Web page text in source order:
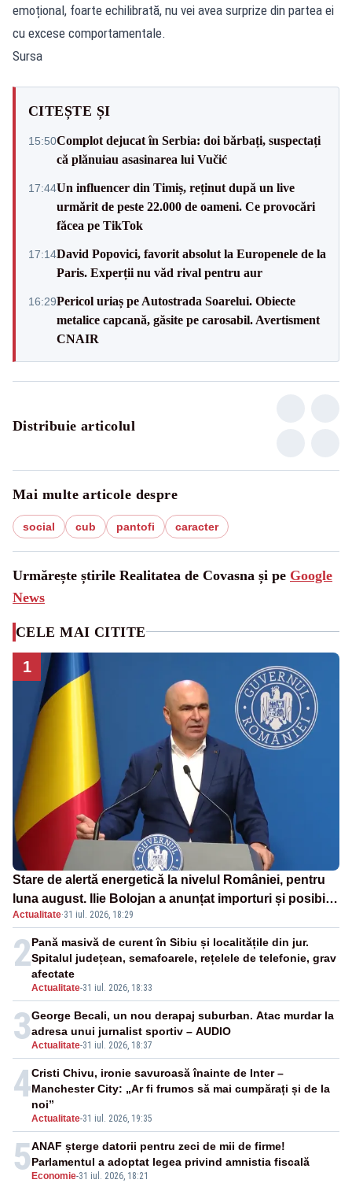
emoțional, foarte echilibrată, nu vei avea surprize din partea ei
cu excese comportamentale.
Sursa
CITEȘTE ȘI
15:50Complot dejucat în Serbia: doi bărbați, suspectați
că plănuiau asasinarea lui Vučić
17:44Un influencer din Timiș, reținut după un live
urmărit de peste 22.000 de oameni. Ce provocări
făcea pe TikTok
17:14David Popovici, favorit absolut la Europenele de la
Paris. Experții nu văd rival pentru aur
16:29Pericol uriaș pe Autostrada Soarelui. Obiecte
metalice capcană, găsite pe carosabil. Avertisment
CNAIR
Distribuie articolul
Mai multe articole despre
social cub pantofi caracter
Urmărește știrile Realitatea de Covasna și pe Google
News
CELE MAI CITITE
1
Stare de alertă energetică la nivelul României, pentru
luna august. Ilie Bolojan a anunțat importuri și posibile
restricții – VIDEO
Actualitate·31 iul. 2026, 18:29
2
Actualitate-31 iul. 2026, 18:33
Pană masivă de curent în Sibiu și localitățile din jur.
Spitalul județean, semafoarele, rețelele de telefonie, grav
afectate
3Actualitate-31 iul. 2026, 18:37
George Becali, un nou derapaj suburban. Atac murdar la
adresa unui jurnalist sportiv – AUDIO
4
Actualitate-31 iul. 2026, 19:35
Cristi Chivu, ironie savuroasă înainte de Inter –
Manchester City: „Ar fi frumos să mai cumpărați și de la
noi”
5 Economie-31 iul. 2026, 18:21
ANAF șterge datorii pentru zeci de mii de firme!
Parlamentul a adoptat legea privind amnistia fiscală